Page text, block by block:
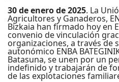
30 de enero de 2025. La
Agricultores y Ganaderos,
Bizkaia han firmado hoy en
convenio de vinculación
organizaciones, a través de
autonómico ENBA
Batasuna, se unen por un
indefinido y trabajarán de
de las explotaciones